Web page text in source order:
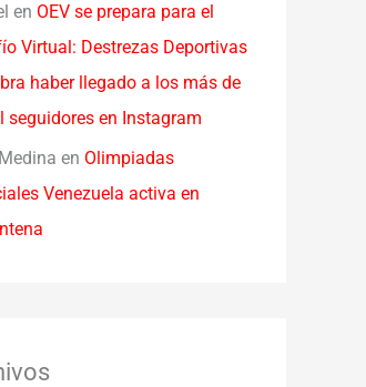
en OEV se prepara para el
Virtual: Destrezas Deportivas
haber llegado a los más de
seguidores en Instagram
en Olimpiadas
Venezuela activa en